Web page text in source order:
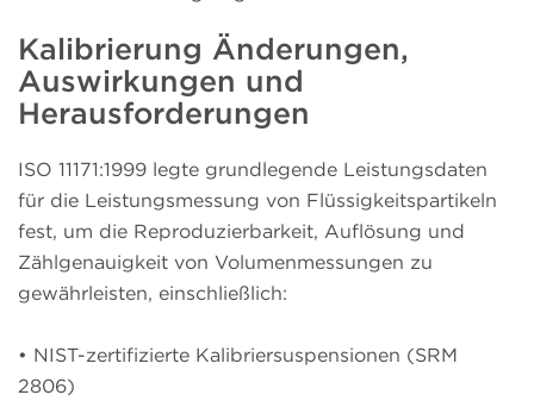
Kalibrierung Änderungen,
Auswirkungen und
Herausforderungen
ISO 11171:1999 legte grundlegende Leistungsdaten
für die Leistungsmessung von Flüssigkeitspartikeln
fest, um die Reproduzierbarkeit, Auflösung und
Zählgenauigkeit von Volumenmessungen zu
gewährleisten, einschließlich:
• NIST-zertifizierte Kalibriersuspensionen (SRM
2806)